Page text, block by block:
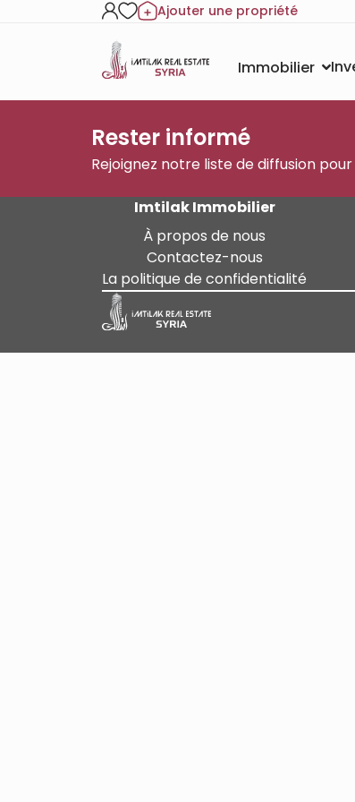
Ajouter une propriété
Immobilier
Rester informé
Rejoignez notre liste de diffusion
Imtilak Immobilier
À propos de nous
Contactez-nous
La politique de confidentialité